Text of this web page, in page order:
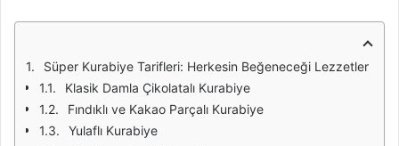
Süper Kurabiye Tarifleri: Herkesin Beğeneceği Lezzetler
Klasik Damla Çikolatalı Kurabiye
Fındıklı ve Kakao Parçalı Kurabiye
Yulaflı Kurabiye